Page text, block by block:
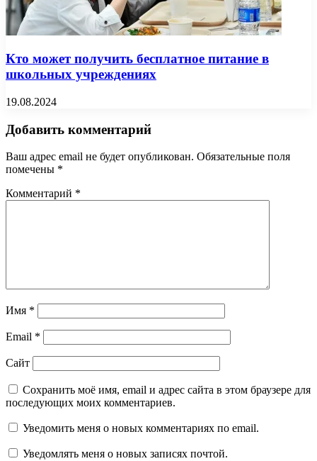
Кто может получить бесплатное питание в
школьных учреждениях
19.08.2024
Добавить комментарий
Ваш адрес email не будет опубликован. Обязательные поля
помечены *
Комментарий *
Имя *
Email *
Сайт
Сохранить моё имя, email и адрес сайта в этом браузере для
последующих моих комментариев.
Уведомить меня о новых комментариях по email.
Уведомлять меня о новых записях почтой.